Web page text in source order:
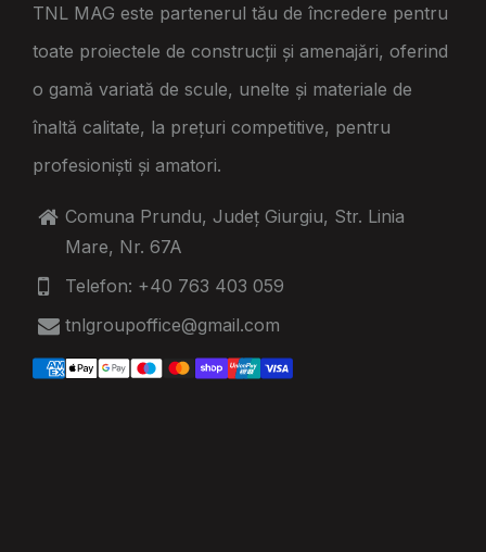
TNL MAG este partenerul tău de încredere pentru
toate proiectele de construcții și amenajări, oferind
o gamă variată de scule, unelte și materiale de
înaltă calitate, la prețuri competitive, pentru
profesioniști și amatori.
Comuna Prundu, Județ Giurgiu, Str. Linia
Mare, Nr. 67A
Telefon: +40 763 403 059
tnlgroupoffice@gmail.com